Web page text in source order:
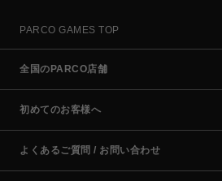
PARCO GAMES TOP
全国のPARCO店舗
初めてのお客様へ
よくあるご質問 / お問い合わせ